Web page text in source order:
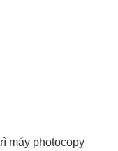
máy photocopy